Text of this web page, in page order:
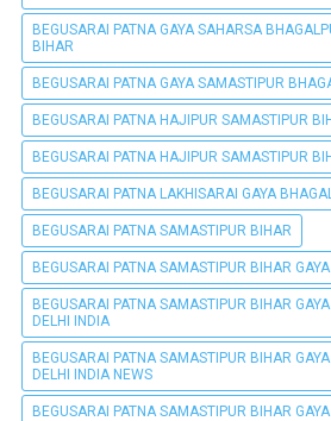
BEGUSARAI PATNA GAYA SAHARSA
BIHAR
BEGUSARAI PATNA GAYA SAMASTIPUR
BEGUSARAI PATNA HAJIPUR SAMASTIPUR
BEGUSARAI PATNA HAJIPUR SAMASTIPUR
BEGUSARAI PATNA LAKHISARAI GAYA
BEGUSARAI PATNA SAMASTIPUR BIHAR
BEGUSARAI PATNA SAMASTIPUR BIHAR
BEGUSARAI PATNA SAMASTIPUR BIHAR
DELHI INDIA
BEGUSARAI PATNA SAMASTIPUR BIHAR
DELHI INDIA NEWS
BEGUSARAI PATNA SAMASTIPUR BIHAR